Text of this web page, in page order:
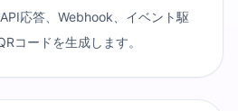
応答、Webhook、イベント駆
コードを生成します。